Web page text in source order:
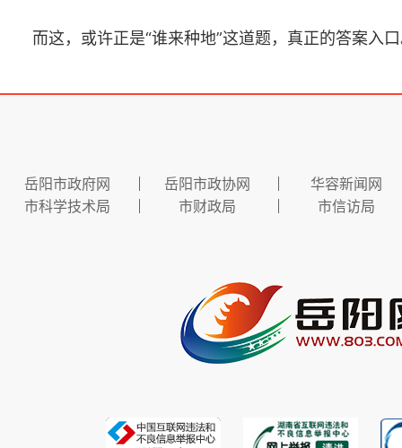
而这，或许正是“谁来种地”这道题，真正的答案入
岳阳市政府网 岳阳市政协网
华容新闻网
市科学技术局
市财政局 市信访局